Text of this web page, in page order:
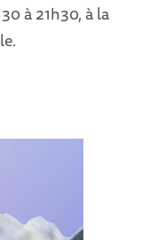
à 21h30, à la